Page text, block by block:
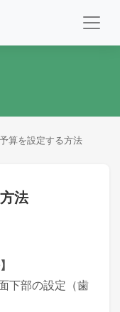
算を設定する方法
法
下部の設定（歯